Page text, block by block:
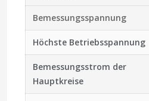
Bemessungsspannung
Höchste Betriebsspannung
Bemessungsstrom der
Hauptkreise